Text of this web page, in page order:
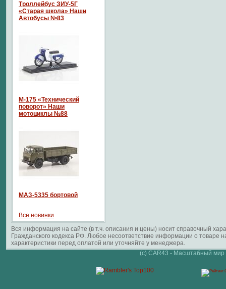
Троллейбус ЗИУ-5Г
«Старая школа» Наши
Автобусы №83
М-175 «Технический
поворот» Наши
мотоциклы №88
МАЗ-5335 бортовой
Все новинки
Вся информация на сайте (в т.ч. описания и цены) носит справочный
Гражданского кодекса РФ. Любое несоответствие информации о
характеристики перед оплатой или уточняйте у менеджера.
(c) CAR43 - Масштабный мир